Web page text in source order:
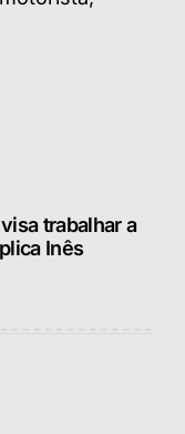
trabalhar a
Inês